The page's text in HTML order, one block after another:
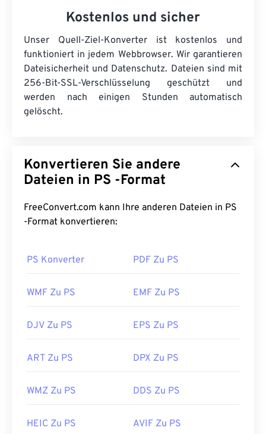
Kostenlos und sicher
Unser Quell-Ziel-Konverter ist kostenlos und
funktioniert in jedem Webbrowser. Wir garantieren
Dateisicherheit und Datenschutz. Dateien sind mit
256-Bit-SSL-Verschlüsselung geschützt und
werden nach einigen Stunden automatisch
gelöscht.
Konvertieren Sie andere
Dateien in PS -Format
FreeConvert.com kann Ihre anderen Dateien in PS
-Format konvertieren:
PS Konverter PDF Zu PS
WMF Zu PS EMF Zu PS
DJV Zu PS EPS Zu PS
ART Zu PS DPX Zu PS
WMZ Zu PS DDS Zu PS
HEIC Zu PS AVIF Zu PS